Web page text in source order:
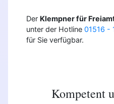
Der Klempner für
unter der Hotline 01516 -
für Sie verfügbar.
Kompetent